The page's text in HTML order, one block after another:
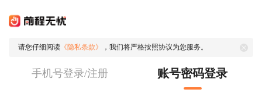
请您仔细阅读 《隐私条款》 ，我们将严格按照协议为您服务。
手机号登录/注册 账号密码登录